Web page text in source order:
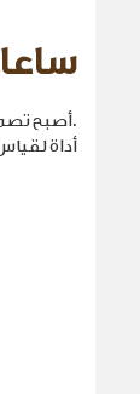
.أصبح
أداة